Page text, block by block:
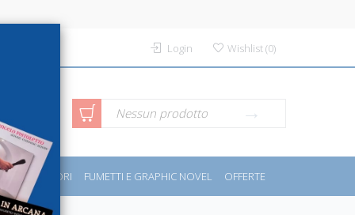
Login Wishlist(0)
Nessun prodotto
E MOTORI FUMETTI E GRAPHIC NOVEL OFFERTE